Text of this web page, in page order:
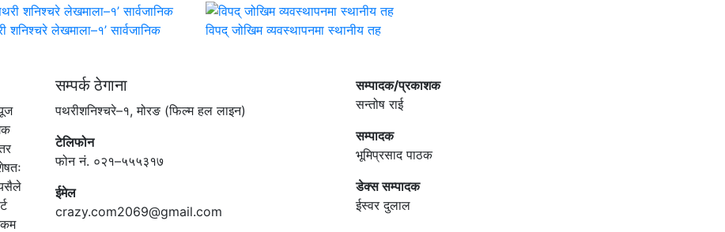
शनिश्चरे लेखमाला–१’ सार्वजानिक विपद् जोखिम व्यवस्थापनमा स्थानीय तह
सम्पर्क ठेगाना
पथरीशनिश्चरे–१, मोरङ (फिल्म हल लाइन)
टेलिफोन
फोन नं. ०२१–५५५३१७
ईमेल
crazy.com2069@gmail.com
सम्पादक/प्रकाशक
सन्तोष राई
सम्पादक
भूमिप्रसाद पाठक
डेक्स सम्पादक
ईस्वर दुलाल